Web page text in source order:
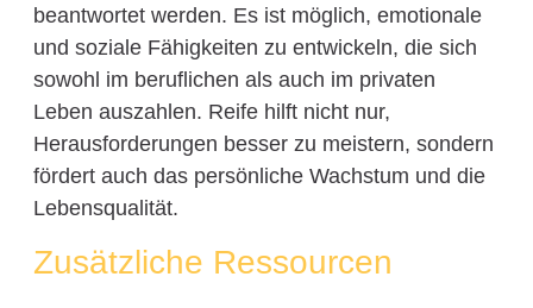
beantwortet werden. Es ist möglich, emotionale
und soziale Fähigkeiten zu entwickeln, die sich
sowohl im beruflichen als auch im privaten
Leben auszahlen. Reife hilft nicht nur,
Herausforderungen besser zu meistern, sondern
fördert auch das persönliche Wachstum und die
Lebensqualität.
Zusätzliche Ressourcen